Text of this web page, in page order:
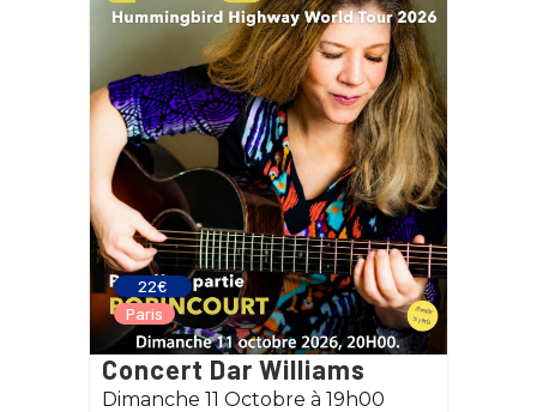
22€
Paris
Concert Dar Williams
Dimanche 11 Octobre à 19h00